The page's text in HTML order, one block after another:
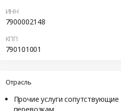
ИНН
7900002148
КПП
790101001
Отрасль
Прочие услуги
перевозкам